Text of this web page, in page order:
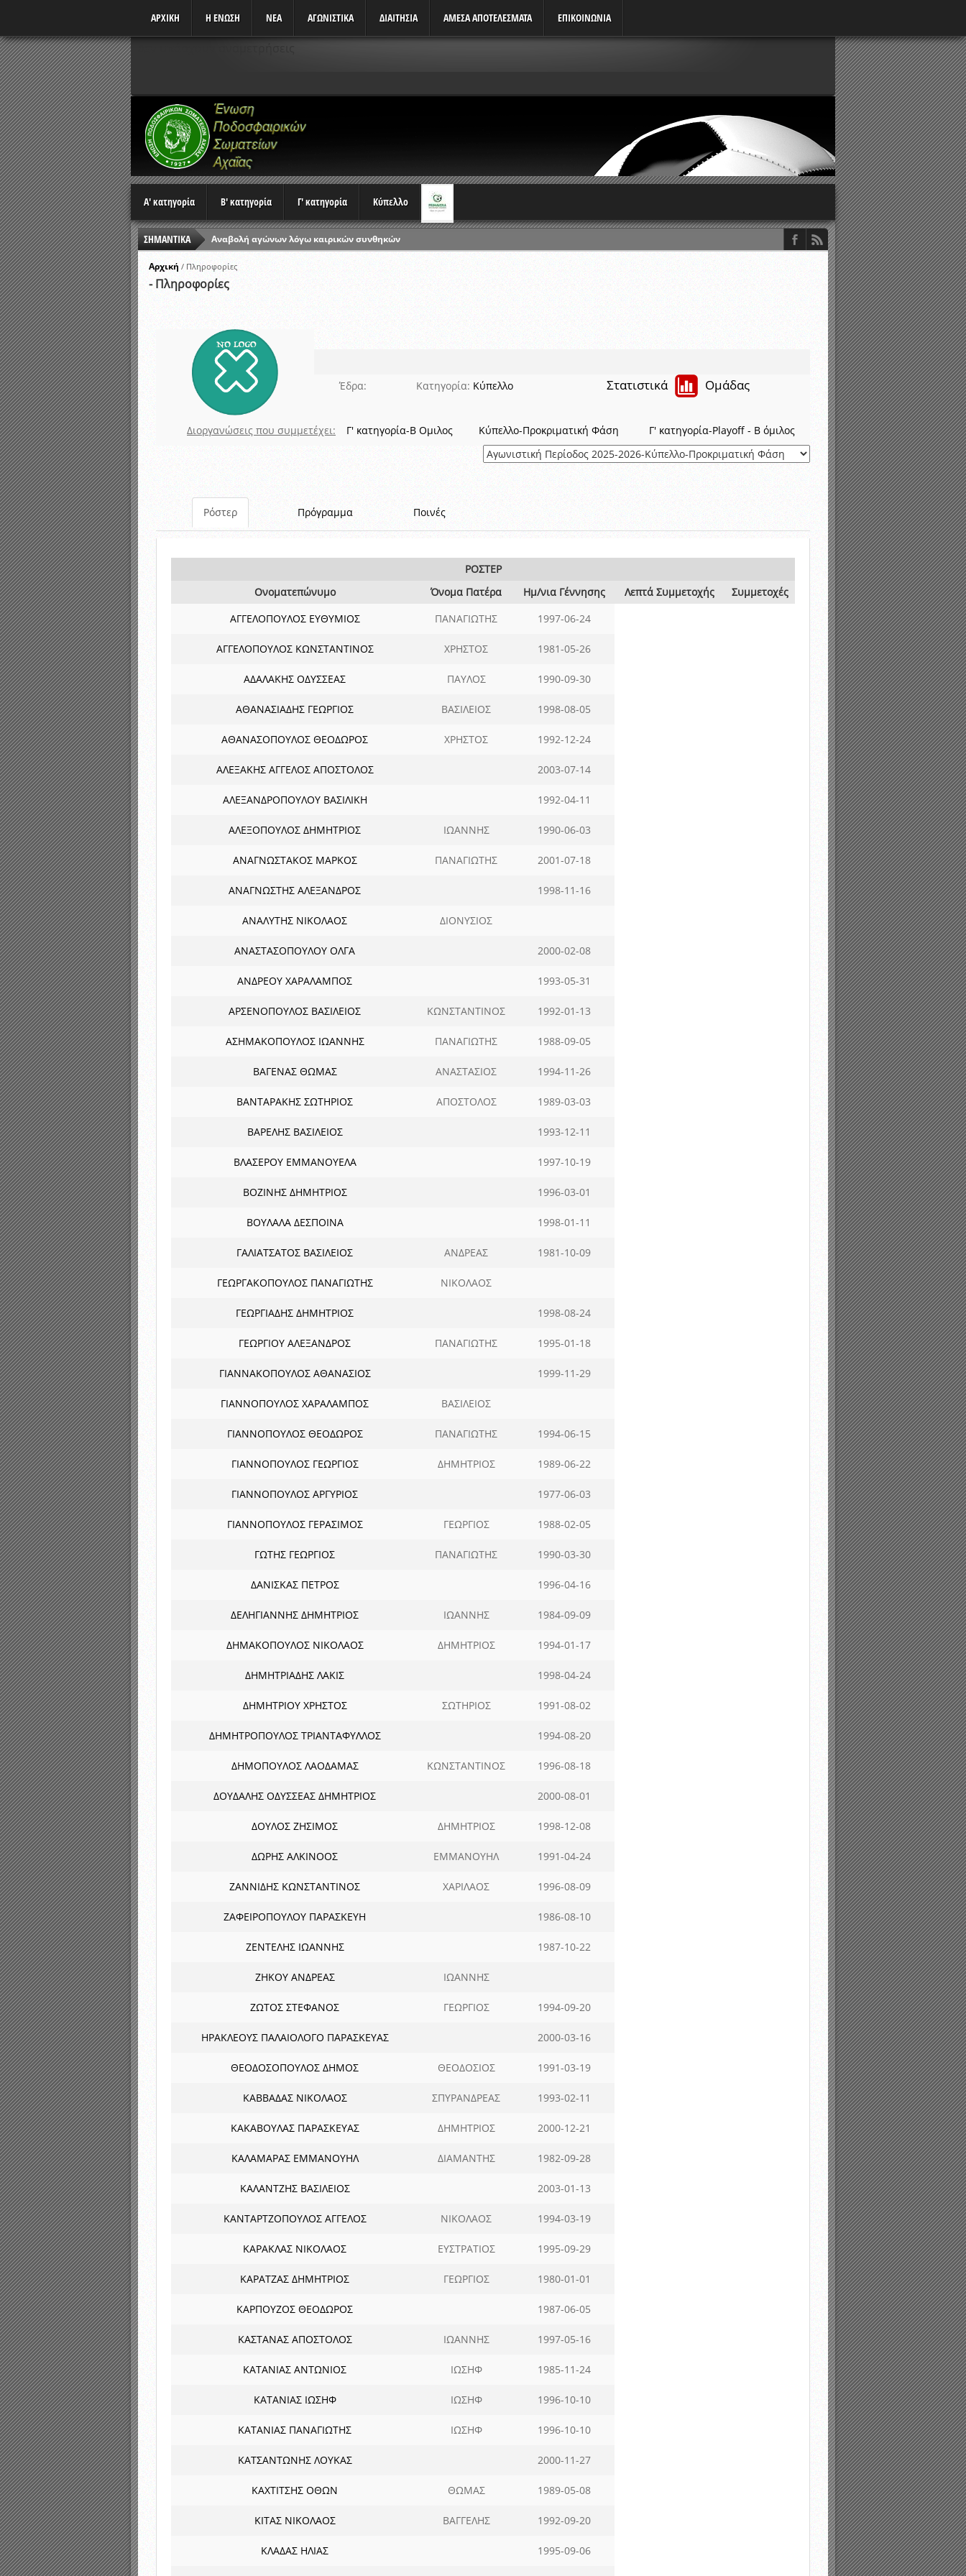
ΑΡΧΙΚΗ Η ΕΝΩΣΗ ΝΕΑ ΑΓΩΝΙΣΤΙΚΆ ΔΙΑΙΤΗΣΙΑ ΑΜΕΣΑ ΑΠΟΤΕΛΕΣΜΑΤΑ ΕΠΙΚΟΙΝΩΝΙΑ
Α' κατηγορία Β' κατηγορία Γ' κατηγορία Κύπελλο
ΣΗΜΑΝΤΙΚΑ
Ώρες έναρξης αγώνων Πρωταθλημάτων
Αποτελέσματα επαναληπτικών γραπτών εξετάσεων και αγωνιστικών δοκιμασιών διαιτητών και παρατηρητών ΕΠΣΑ
Κλήρωση Β’ Φάσης Κυπέλλου Ερασιτεχνών 2015-2016
Κληρώσεις Πρωταθλημάτων και Κυπέλλου 2015-2016
Αναβολή αγώνων λόγω καιρικών συνθηκών
Αρχική / Πληροφορίες
- Πληροφορίες
Έδρα: Κατηγορία: Κύπελλο Στατιστικά Ομάδας
Διοργανώσεις που συμμετέχει: Γ' κατηγορία-Β Ομιλος Κύπελλο-Προκριματική Φάση Γ' κατηγορία-Playoff - B όμιλος
Ρόστερ Πρόγραμμα Ποινές
ΡΟΣΤΕΡ
Ονοματεπώνυμο
Όνομα Πατέρα Ημ/νια Γέννησης Λεπτά Συμμετοχής
Συμμετοχές
ΑΓΓΕΛΟΠΟΥΛΟΣ ΕΥΘΥΜΙΟΣ
ΠΑΝΑΓΙΩΤΗΣ 1997-06-24
ΑΓΓΕΛΟΠΟΥΛΟΣ ΚΩΝΣΤΑΝΤΙΝΟΣ ΧΡΗΣΤΟΣ 1981-05-26
ΑΔΑΛΑΚΗΣ ΟΔΥΣΣΕΑΣ ΠΑΥΛΟΣ 1990-09-30
ΑΘΑΝΑΣΙΑΔΗΣ ΓΕΩΡΓΙΟΣ ΒΑΣΙΛΕΙΟΣ 1998-08-05
ΑΘΑΝΑΣΟΠΟΥΛΟΣ ΘΕΟΔΩΡΟΣ ΧΡΗΣΤΟΣ 1992-12-24
ΑΛΕΞΑΚΗΣ ΑΓΓΕΛΟΣ ΑΠΟΣΤΟΛΟΣ 2003-07-14
ΑΛΕΞΑΝΔΡΟΠΟΥΛΟΥ ΒΑΣΙΛΙΚΗ 1992-04-11
ΑΛΕΞΟΠΟΥΛΟΣ ΔΗΜΗΤΡΙΟΣ ΙΩΑΝΝΗΣ 1990-06-03
ΑΝΑΓΝΩΣΤΑΚΟΣ ΜΑΡΚΟΣ ΠΑΝΑΓΙΩΤΗΣ 2001-07-18
ΑΝΑΓΝΩΣΤΗΣ ΑΛΕΞΑΝΔΡΟΣ 1998-11-16
ΑΝΑΛΥΤΗΣ ΝΙΚΟΛΑΟΣ ΔΙΟΝΥΣΙΟΣ
ΑΝΑΣΤΑΣΟΠΟΥΛΟΥ ΟΛΓΑ 2000-02-08
ΑΝΔΡΕΟΥ ΧΑΡΑΛΑΜΠΟΣ 1993-05-31
ΑΡΣΕΝΟΠΟΥΛΟΣ ΒΑΣΙΛΕΙΟΣ ΚΩΝΣΤΑΝΤΙΝΟΣ 1992-01-13
ΑΣΗΜΑΚΟΠΟΥΛΟΣ ΙΩΑΝΝΗΣ ΠΑΝΑΓΙΩΤΗΣ 1988-09-05
ΒΑΓΕΝΑΣ ΘΩΜΑΣ ΑΝΑΣΤΑΣΙΟΣ 1994-11-26
ΒΑΝΤΑΡΑΚΗΣ ΣΩΤΗΡΙΟΣ ΑΠΟΣΤΟΛΟΣ 1989-03-03
ΒΑΡΕΛΗΣ ΒΑΣΙΛΕΙΟΣ 1993-12-11
ΒΛΑΣΕΡΟΥ ΕΜΜΑΝΟΥΕΛΑ 1997-10-19
ΒΟΖΙΝΗΣ ΔΗΜΗΤΡΙΟΣ 1996-03-01
ΒΟΥΛΑΛΑ ΔΕΣΠΟΙΝΑ 1998-01-11
ΓΑΛΙΑΤΣΑΤΟΣ ΒΑΣΙΛΕΙΟΣ ΑΝΔΡΕΑΣ 1981-10-09
ΓΕΩΡΓΑΚΟΠΟΥΛΟΣ ΠΑΝΑΓΙΩΤΗΣ ΝΙΚΟΛΑΟΣ
ΓΕΩΡΓΙΑΔΗΣ ΔΗΜΗΤΡΙΟΣ 1998-08-24
ΓΕΩΡΓΙΟΥ ΑΛΕΞΑΝΔΡΟΣ ΠΑΝΑΓΙΩΤΗΣ 1995-01-18
ΓΙΑΝΝΑΚΟΠΟΥΛΟΣ ΑΘΑΝΑΣΙΟΣ 1999-11-29
ΓΙΑΝΝΟΠΟΥΛΟΣ ΧΑΡΑΛΑΜΠΟΣ ΒΑΣΙΛΕΙΟΣ
ΓΙΑΝΝΟΠΟΥΛΟΣ ΘΕΟΔΩΡΟΣ ΠΑΝΑΓΙΩΤΗΣ 1994-06-15
ΓΙΑΝΝΟΠΟΥΛΟΣ ΓΕΩΡΓΙΟΣ ΔΗΜΗΤΡΙΟΣ 1989-06-22
ΓΙΑΝΝΟΠΟΥΛΟΣ ΑΡΓΥΡΙΟΣ 1977-06-03
ΓΙΑΝΝΟΠΟΥΛΟΣ ΓΕΡΑΣΙΜΟΣ ΓΕΩΡΓΙΟΣ 1988-02-05
ΓΩΤΗΣ ΓΕΩΡΓΙΟΣ ΠΑΝΑΓΙΩΤΗΣ 1990-03-30
ΔΑΝΙΣΚΑΣ ΠΕΤΡΟΣ 1996-04-16
ΔΕΛΗΓΙΑΝΝΗΣ ΔΗΜΗΤΡΙΟΣ ΙΩΑΝΝΗΣ 1984-09-09
ΔΗΜΑΚΟΠΟΥΛΟΣ ΝΙΚΟΛΑΟΣ ΔΗΜΗΤΡΙΟΣ 1994-01-17
ΔΗΜΗΤΡΙΑΔΗΣ ΛΑΚΙΣ 1998-04-24
ΔΗΜΗΤΡΙΟΥ ΧΡΗΣΤΟΣ ΣΩΤΗΡΙΟΣ 1991-08-02
ΔΗΜΗΤΡΟΠΟΥΛΟΣ ΤΡΙΑΝΤΑΦΥΛΛΟΣ 1994-08-20
ΔΗΜΟΠΟΥΛΟΣ ΛΑΟΔΑΜΑΣ ΚΩΝΣΤΑΝΤΙΝΟΣ 1996-08-18
ΔΟΥΔΑΛΗΣ ΟΔΥΣΣΕΑΣ ΔΗΜΗΤΡΙΟΣ 2000-08-01
ΔΟΥΛΟΣ ΖΗΣΙΜΟΣ ΔΗΜΗΤΡΙΟΣ 1998-12-08
ΔΩΡΗΣ ΑΛΚΙΝΟΟΣ ΕΜΜΑΝΟΥΗΛ 1991-04-24
ΖΑΝΝΙΔΗΣ ΚΩΝΣΤΑΝΤΙΝΟΣ ΧΑΡΙΛΑΟΣ 1996-08-09
ΖΑΦΕΙΡΟΠΟΥΛΟΥ ΠΑΡΑΣΚΕΥΗ 1986-08-10
ΖΕΝΤΕΛΗΣ ΙΩΑΝΝΗΣ 1987-10-22
ΖΗΚΟΥ ΑΝΔΡΕΑΣ ΙΩΑΝΝΗΣ
ΖΩΤΟΣ ΣΤΕΦΑΝΟΣ ΓΕΩΡΓΙΟΣ 1994-09-20
ΗΡΑΚΛΕΟΥΣ ΠΑΛΑΙΟΛΟΓΟ ΠΑΡΑΣΚΕΥΑΣ 2000-03-16
ΘΕΟΔΟΣΟΠΟΥΛΟΣ ΔΗΜΟΣ ΘΕΟΔΟΣΙΟΣ 1991-03-19
ΚΑΒΒΑΔΑΣ ΝΙΚΟΛΑΟΣ ΣΠΥΡΑΝΔΡΕΑΣ 1993-02-11
ΚΑΚΑΒΟΥΛΑΣ ΠΑΡΑΣΚΕΥΑΣ ΔΗΜΗΤΡΙΟΣ 2000-12-21
ΚΑΛΑΜΑΡΑΣ ΕΜΜΑΝΟΥΗΛ ΔΙΑΜΑΝΤΗΣ 1982-09-28
ΚΑΛΑΝΤΖΗΣ ΒΑΣΙΛΕΙΟΣ 2003-01-13
ΚΑΝΤΑΡΤΖΟΠΟΥΛΟΣ ΑΓΓΕΛΟΣ ΝΙΚΟΛΑΟΣ 1994-03-19
ΚΑΡΑΚΛΑΣ ΝΙΚΟΛΑΟΣ ΕΥΣΤΡΑΤΙΟΣ 1995-09-29
ΚΑΡΑΤΖΑΣ ΔΗΜΗΤΡΙΟΣ ΓΕΩΡΓΙΟΣ 1980-01-01
ΚΑΡΠΟΥΖΟΣ ΘΕΟΔΩΡΟΣ 1987-06-05
ΚΑΣΤΑΝΑΣ ΑΠΟΣΤΟΛΟΣ ΙΩΑΝΝΗΣ 1997-05-16
ΚΑΤΑΝΙΑΣ ΑΝΤΩΝΙΟΣ ΙΩΣΗΦ 1985-11-24
ΚΑΤΑΝΙΑΣ ΙΩΣΗΦ ΙΩΣΗΦ 1996-10-10
ΚΑΤΑΝΙΑΣ ΠΑΝΑΓΙΩΤΗΣ ΙΩΣΗΦ 1996-10-10
ΚΑΤΣΑΝΤΩΝΗΣ ΛΟΥΚΑΣ 2000-11-27
ΚΑΧΤΙΤΣΗΣ ΟΘΩΝ ΘΩΜΑΣ 1989-05-08
ΚΙΤΑΣ ΝΙΚΟΛΑΟΣ ΒΑΓΓΕΛΗΣ 1992-09-20
ΚΛΑΔΑΣ ΗΛΙΑΣ 1995-09-06